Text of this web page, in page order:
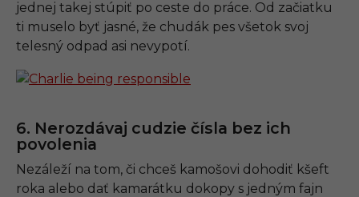
jednej takej stúpiť po ceste do práce. Od začiatku
ti muselo byť jasné, že chudák pes všetok svoj
telesný odpad asi nevypotí.
6. Nerozdávaj cudzie čísla bez ich
povolenia
Nezáleží na tom, či chceš kamošovi dohodiť kšeft
roka alebo dať kamarátku dokopy s jedným fajn